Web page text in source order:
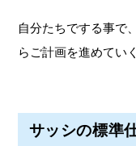
自分たちでする事で
らご計画を進めてい
サッシの標準